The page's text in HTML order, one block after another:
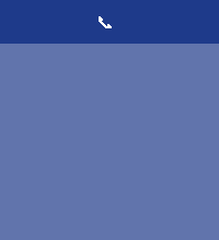
📞